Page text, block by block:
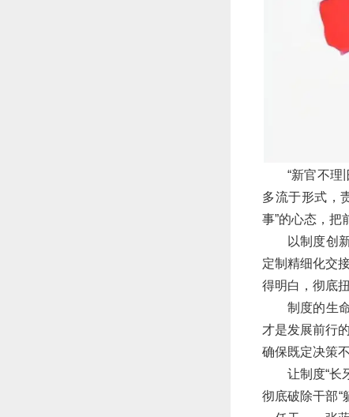
“新官不理
多流于形式，
事”的心态，把
以制度创
定制精细化交
得明白，彻底
制度的生
才是发展前行
确保既定决策
让制度“长
彻底破除干部“